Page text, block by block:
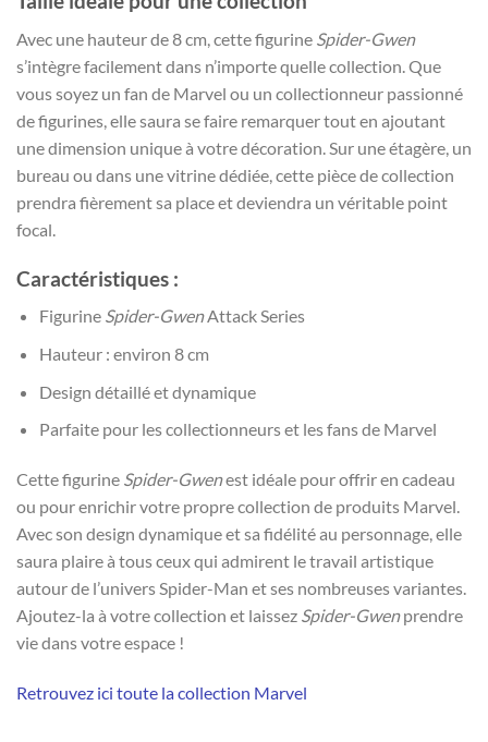
Avec une hauteur de 8 cm, cette figurine Spider-Gwen
s’intègre facilement dans n’importe quelle collection. Que
vous soyez un fan de Marvel ou un collectionneur passionné
de figurines, elle saura se faire remarquer tout en ajoutant
une dimension unique à votre décoration. Sur une étagère, un
bureau ou dans une vitrine dédiée, cette pièce de collection
prendra fièrement sa place et deviendra un véritable point
focal.
Caractéristiques :
Figurine Spider-GwenAttack Series
Hauteur : environ 8 cm
Design détaillé et dynamique
Parfaite pour les collectionneurs et les fans de Marvel
Cette figurine Spider-Gwenest idéale pour offrir en cadeau
ou pour enrichir votre propre collection de produits Marvel.
Avec son design dynamique et sa fidélité au personnage, elle
saura plaire à tous ceux qui admirent le travail artistique
autour de l’univers Spider-Man et ses nombreuses variantes.
Ajoutez-la à votre collection et laissez Spider-Gwenprendre
vie dans votre espace !
Retrouvez ici toute la collection Marvel